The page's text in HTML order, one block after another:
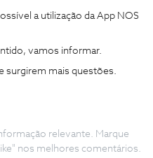
a utilização da App NOS
vamos informar.
surgirem mais questões.
relevante. Marque
nos melhores comentários.